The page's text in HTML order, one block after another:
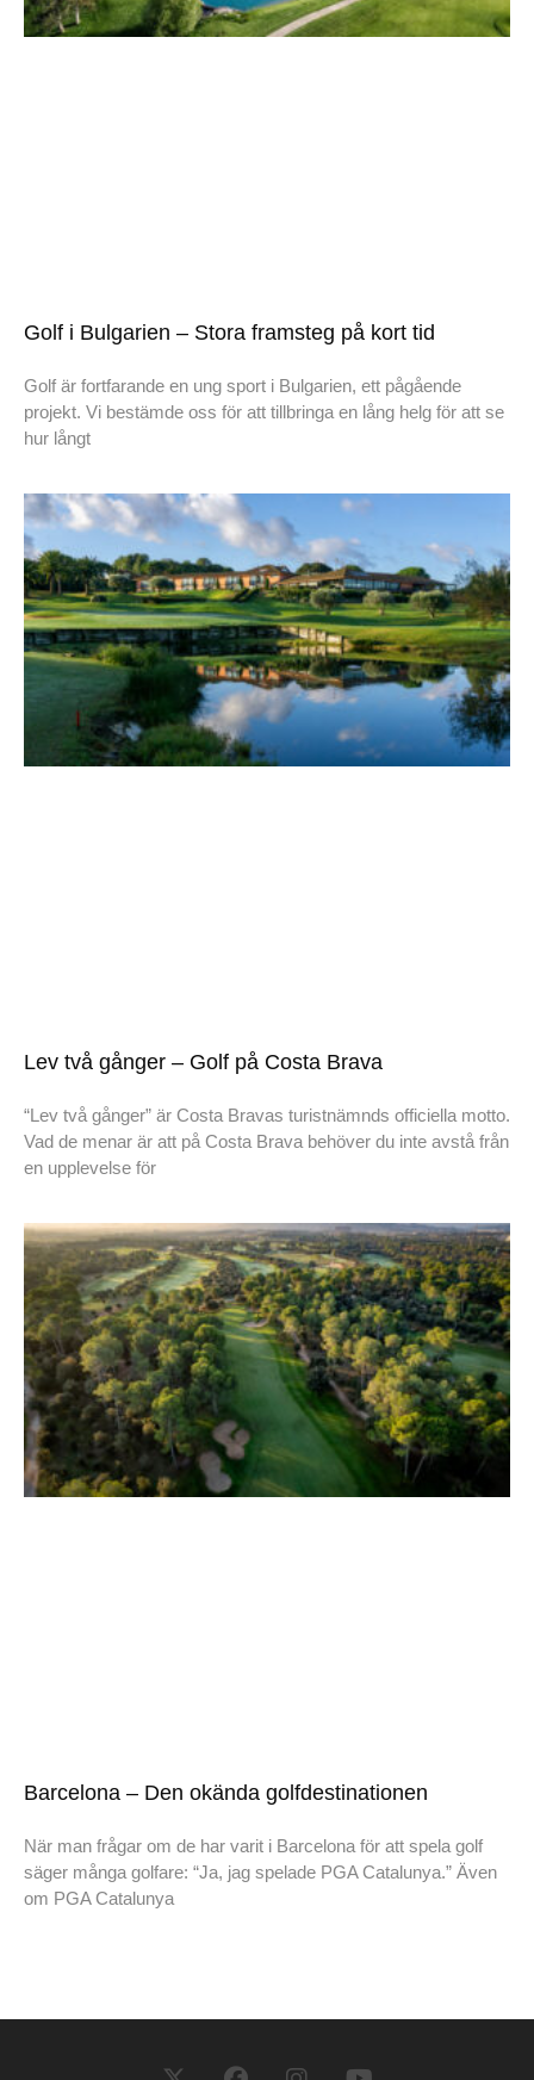
Golf i Bulgarien – Stora framsteg på kort tid
Golf är fortfarande en ung sport i Bulgarien, ett pågående
projekt. Vi bestämde oss för att tillbringa en lång helg för att se
hur långt
Lev två gånger – Golf på Costa Brava
“Lev två gånger” är Costa Bravas turistnämnds officiella motto.
Vad de menar är att på Costa Brava behöver du inte avstå från
en upplevelse för
Barcelona – Den okända golfdestinationen
När man frågar om de har varit i Barcelona för att spela golf
säger många golfare: “Ja, jag spelade PGA Catalunya.” Även
om PGA Catalunya